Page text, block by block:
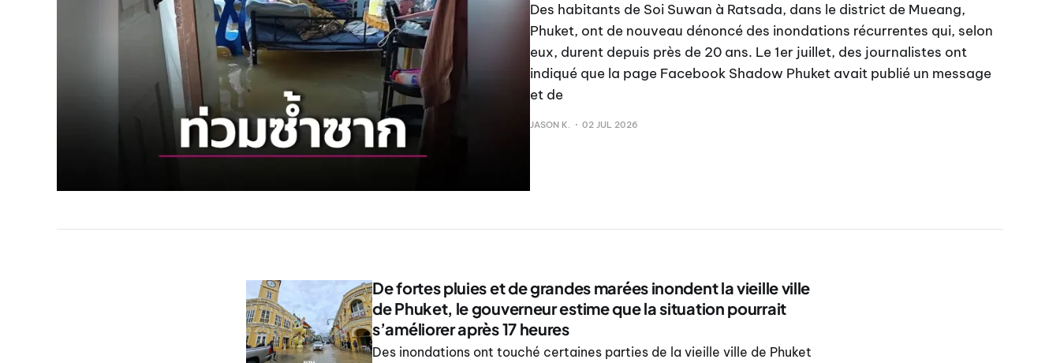
Des habitants de Soi Suwan à Ratsada, dans le district de Mueang,
Phuket, ont de nouveau dénoncé des inondations récurrentes qui, selon
eux, durent depuis près de 20 ans. Le 1er juillet, des journalistes ont
indiqué que la page Facebook Shadow Phuket avait publié un message
et de
JASON K. 02 JUL 2026
De fortes pluies et de grandes marées inondent la vieille ville
de Phuket, le gouverneur estime que la situation pourrait
s’améliorer après 17 heures
Des inondations ont touché certaines parties de la vieille ville de Phuket